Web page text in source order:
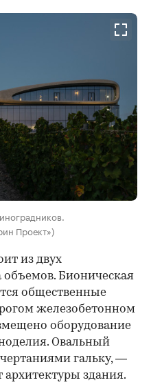
Проект»)
из двух
Бионическая
общественные
железобетонном
оборудование
Овальный
гальку, —
здания.